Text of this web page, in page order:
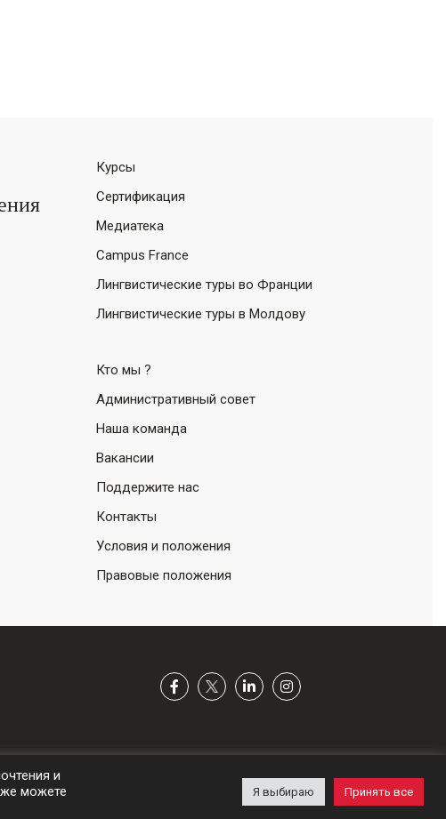
Курсы
Сертификация
Медиатека
Campus France
Лингвистические туры во Франции
Лингвистические туры в Молдову
Кто мы ?
Административный совет
Наша команда
Вакансии
Поддержите нас
Контакты
Условия и положения
Правовые положения
и
можете
Я выбираю Принять все